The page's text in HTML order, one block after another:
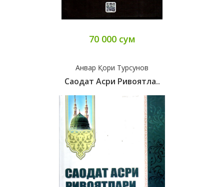
70 000 сум
Анвар Қори Турсунов
Саодат Асри Ривоятла..